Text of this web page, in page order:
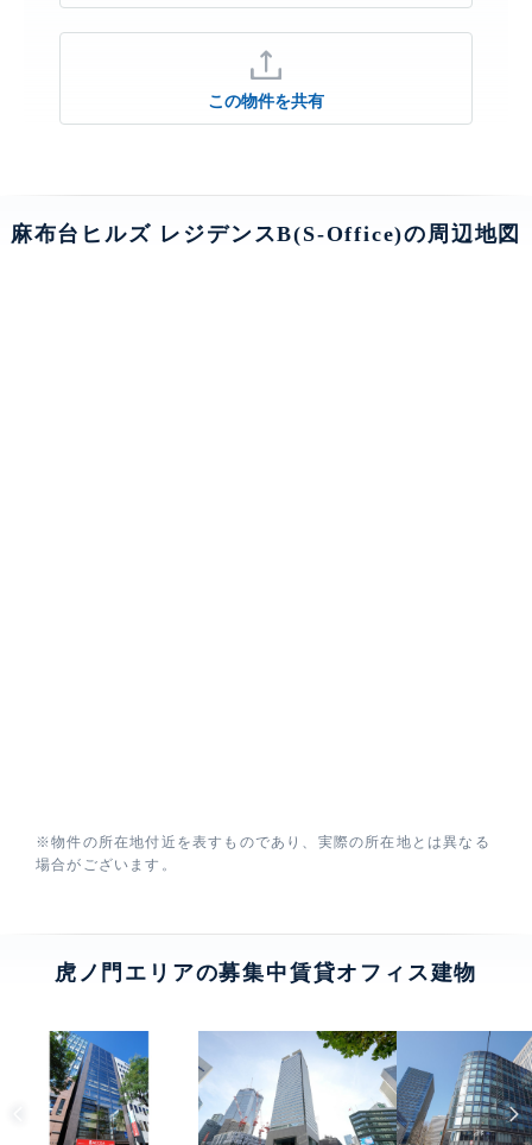
この物件を共有
麻布台ヒルズ レジデンスB(S-Office)の周辺地図
※物件の所在地付近を表すものであり、実際の所在地とは異なる
場合がございます。
虎ノ門エリアの募集中賃貸オフィス建物